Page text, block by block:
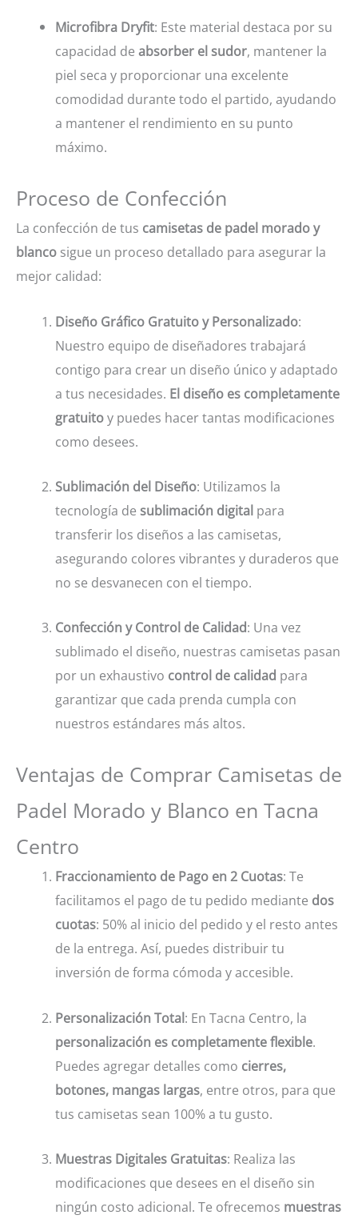
Microfibra Dryfit: Este material destaca por su
capacidad deabsorber el sudor, mantener la
piel seca y proporcionar una excelente
comodidad durante todo el partido, ayudando
a mantener el rendimiento en su punto
máximo.
Proceso de Confección
La confección de tus camisetas de padel morado y
blanco sigue un proceso detallado para asegurar la
mejor calidad:
Diseño Gráfico Gratuito y Personalizado:
Nuestro equipo de diseñadores trabajará
contigo para crear un diseño único y adaptado
a tus necesidades. El diseño es completamente
gratuitoy puedes hacer tantas modificaciones
como desees.
Sublimación del Diseño: Utilizamos la
tecnología desublimación digital para
transferir los diseños a las camisetas,
asegurando colores vibrantes y duraderos que
no se desvanecen con el tiempo.
Confección y Control de Calidad: Una vez
sublimado el diseño, nuestras camisetas pasan
por un exhaustivo control de calidad para
garantizar que cada prenda cumpla con
nuestros estándares más altos.
Ventajas de Comprar Camisetas de
Padel Morado y Blanco en Tacna
Centro
Fraccionamiento de Pago en 2 Cuotas: Te
facilitamos el pago de tu pedido mediante dos
cuotas: 50% al inicio del pedido y el resto antes
de la entrega. Así, puedes distribuir tu
inversión de forma cómoda y accesible.
Personalización Total: En Tacna Centro, la
personalización es completamente flexible.
Puedes agregar detalles como cierres,
botones, mangas largas, entre otros, para que
tus camisetas sean 100% a tu gusto.
Muestras Digitales Gratuitas: Realiza las
modificaciones que desees en el diseño sin
ningún costo adicional. Te ofrecemos muestras